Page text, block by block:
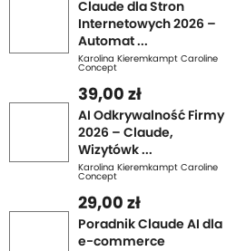
Claude dla Stron
Internetowych 2026 –
Automat ...
Karolina Kieremkampt Caroline
Concept
39,00 zł
AI Odkrywalność Firmy
2026 – Claude,
Wizytówk ...
Karolina Kieremkampt Caroline
Concept
29,00 zł
Poradnik Claude AI dla
e-commerce